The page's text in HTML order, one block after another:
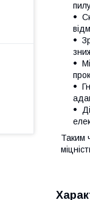
Таким